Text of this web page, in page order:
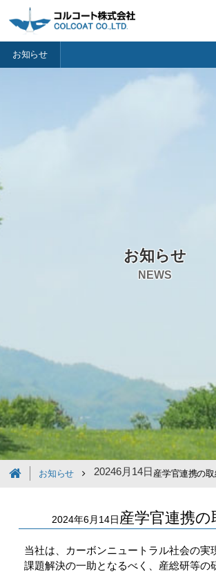
お知らせ
お知らせ
NEWS
お知らせ 20246月 14日 産学官連携の
2024年6月14日 産学官連携の
当社は、カーボンニュートラル社会の実
課題解決の一助となるべく、産総研等の